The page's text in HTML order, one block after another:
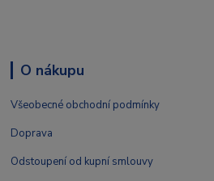
O nákupu
Všeobecné obchodní podmínky
Doprava
Odstoupení od kupní smlouvy